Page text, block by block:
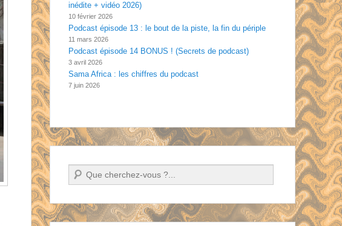
inédite + vidéo 2026)
10 février 2026
Podcast épisode 13 : le bout de la piste, la fin du périple
11 mars 2026
Podcast épisode 14 BONUS ! (Secrets de podcast)
3 avril 2026
Sama Africa : les chiffres du podcast
7 juin 2026
Recherche